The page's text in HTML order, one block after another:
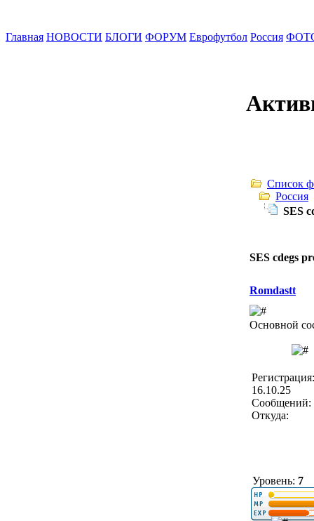
Главная НОВОСТИ БЛОГИ ФОРУМ Еврофутбол Россия
Список
Россия
SES
SES cdegs
Romdastt
Основной
Регистрация:
16.10.25
Сообщений:
Откуда:
Уровень: 7